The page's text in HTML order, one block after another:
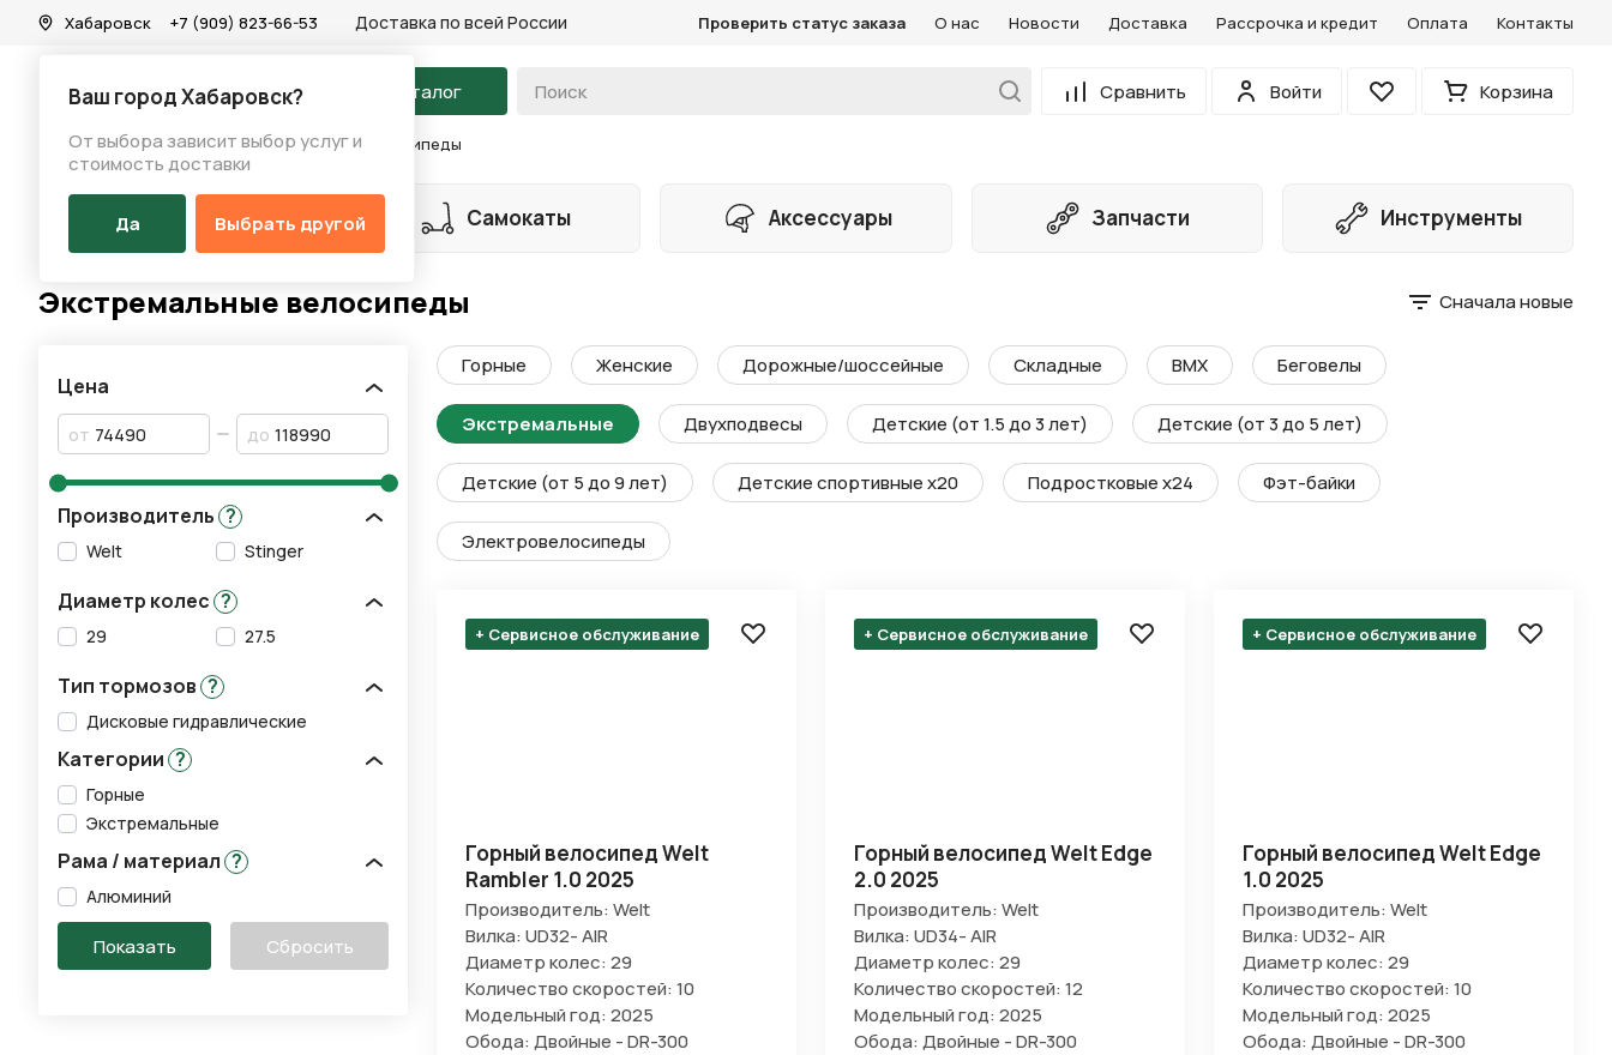
Хабаровск
Ваш город Хабаровск?
От выбора зависит выбор услуг и
стоимость доставки
Да Выбрать другой
+7 (909) 823-66-53 Доставка по всей России Проверить статус заказа О нас Новости Доставка Рассрочка и кредит Оплата Контакты
На главную Каталог Сравнить
Войти
Избранное Корзина
Каталог/Велосипеды/Экстремальные велосипеды
Разделы каталога
Велосипеды Самокаты Аксессуары Запчасти Инструменты
Экстремальные велосипеды Сначала новые
Цена
от до
Производитель ?
Welt Stinger
Диаметр колес ?
29 27.5
Тип тормозов ?
Дисковые гидравлические
Категории ?
Горные
Экстремальные
Рама / материал ?
Алюминий
Горные Женские Дорожные/шоссейные Складные BMX Беговелы
Экстремальные Двухподвесы Детские (от 1.5 до 3 лет) Детские (от 3 до 5 лет)
Детские (от 5 до 9 лет) Детские спортивные х20 Подростковые х24 Фэт-байки
Электровелосипеды
+ Сервисное обслуживание
Горный велосипед Welt
Rambler 1.0 2025
Производитель: Welt
Вилка: UD32- AIR
Диаметр колес: 29
Количество скоростей: 10
Модельный год: 2025
Обода: Двойные - DR-300
+ Сервисное обслуживание
Горный велосипед Welt Edge
2.0 2025
Производитель: Welt
Вилка: UD34- AIR
Диаметр колес: 29
Количество скоростей: 12
Модельный год: 2025
Обода: Двойные - DR-300
+ Сервисное обслуживание
Горный велосипед Welt Edge
1.0 2025
Производитель: Welt
Вилка: UD32- AIR
Диаметр колес: 29
Количество скоростей: 10
Модельный год: 2025
Обода: Двойные - DR-300